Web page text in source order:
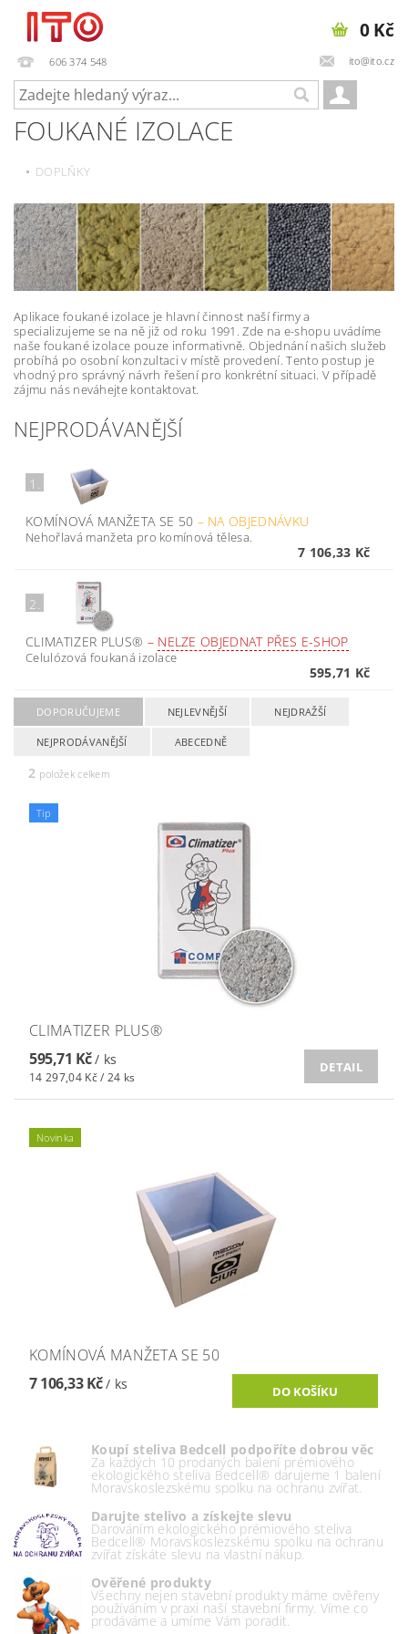
606 374 548 ito@ito.cz
0 Kč
FOUKANÉ IZOLACE
DOPLŇKY
Aplikace foukané izolace je hlavní činnost naší firmy a
specializujeme se na ně již od roku 1991. Zde na e-shopu uvádíme
naše foukané izolace pouze informativně. Objednání našich služeb
probíhá po osobní konzultaci v místě provedení. Tento postup je
vhodný pro správný návrh řešení pro konkrétní situaci. V případě
zájmu nás neváhejte kontaktovat.
NEJPRODÁVANĚJŠÍ
1.
KOMÍNOVÁ MANŽETA SE 50 – NA OBJEDNÁVKU
Nehořlavá manžeta pro komínová tělesa.
7 106,33 Kč
2.
CLIMATIZER PLUS® – NELZE OBJEDNAT PŘES E-SHOP
Celulózová foukaná izolace
595,71 Kč
DOPORUČUJEME NEJLEVNĚJŠÍ NEJDRAŽŠÍ
NEJPRODÁVANĚJŠÍ ABECEDNĚ
2 položek celkem
Tip
CLIMATIZER PLUS®
595,71 Kč/ ks
14 297,04 Kč / 24 ks
DETAIL
Novinka
KOMÍNOVÁ MANŽETA SE 50
7 106,33 Kč/ ks
Koupí steliva Bedcell podpoříte dobrou věc
Za každých 10 prodaných balení prémiového
ekologického steliva Bedcell® darujeme 1 balení
Moravskoslezskému spolku na ochranu zvířat.
Darujte stelivo a získejte slevu
Darováním ekologického prémiového steliva
Bedcell® Moravskoslezskému spolku na ochranu
zvířat získáte slevu na vlastní nákup.
Ověřené produkty
Všechny nejen stavební produkty máme ověřeny
používáním v praxi naší stavební firmy. Víme co
prodáváme a umíme Vám poradit.